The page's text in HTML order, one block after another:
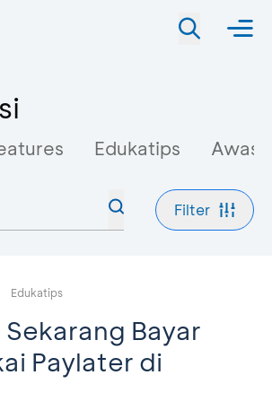
Edukatips Awas
Filter
Edukatips
Sekarang Bayar
Paylater di